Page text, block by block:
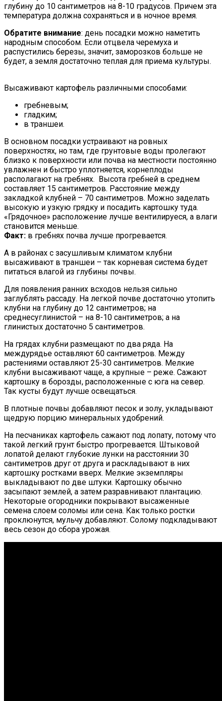
глубину до 10 сантиметров на 8-10 градусов. Причем эта
температура должна сохраняться и в ночное время.
Обратите внимание: день посадки можно наметить
народным способом. Если отцвела черемуха и
распустились березы, значит, заморозков больше не
будет, а земля достаточно теплая для приема культуры.
Высаживают картофель различными способами:
гребневым;
гладким;
в траншеи.
В основном посадки устраивают на ровных
поверхностях, но там, где грунтовые воды пролегают
близко к поверхности или почва на местности постоянно
увлажнен и быстро уплотняется, корнеплоды
располагают на гребнях. Высота гребней в среднем
составляет 15 сантиметров. Расстояние между
закладкой клубней – 70 сантиметров. Можно заделать
высокую и узкую грядку и посадить картошку туда.
«Грядочное» расположение лучше вентилируеся, а влаги
становится меньше.
Факт: в гребнях почва лучше прогревается.
А в районах с засушливым климатом клубни
высаживают в траншеи – так корневая система будет
питаться влагой из глубины почвы.
Для появления ранних всходов нельзя сильно
заглублять рассаду. На легкой почве достаточно утопить
клубни на глубину до 12 сантиметров; на
среднесуглинистой – на 8-10 сантиметров; а на
глинистых достаточно 5 сантиметров.
На грядах клубни размещают по два ряда. На
междурядье оставляют 60 сантиметров. Между
растениями оставляют 25-30 сантиметров. Мелкие
клубни высаживают чаще, а крупные – реже. Сажают
картошку в борозды, расположенные с юга на север.
Так кусты будут лучше освещаться.
В плотные почвы добавляют песок и золу, укладывают
щедрую порцию минеральных удобрений.
На песчаниках картофель сажают под лопату, потому что
такой легкий грунт быстро прогревается. Штыковой
лопатой делают глубокие лунки на расстоянии 30
сантиметров друг от друга и раскладывают в них
картошку ростками вверх. Мелкие экземпляры
выкладывают по две штуки. Картошку обычно
засыпают землей, а затем разравнивают плантацию.
Некоторые огородники покрывают высаженные
семена слоем соломы или сена. Как только ростки
проклюнутся, мульчу добавляют. Солому подкладывают
весь сезон до сбора урожая.